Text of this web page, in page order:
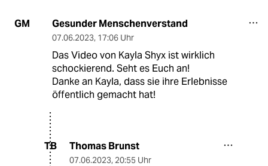
GM Gesunder Menschenverstand
07.06.2023, 17:06 Uhr
Das Video von Kayla Shyx ist wirklich
schockierend. Seht es Euch an!
Danke an Kayla, dass sie ihre Erlebnisse
öffentlich gemacht hat!
TB Thomas Brunst
07.06.2023, 20:55 Uhr